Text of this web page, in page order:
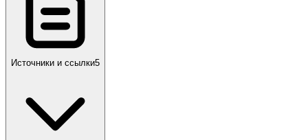
Источники и ссылки5